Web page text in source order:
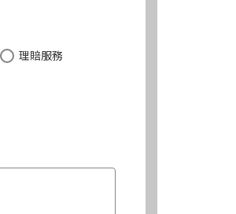
理賠服務